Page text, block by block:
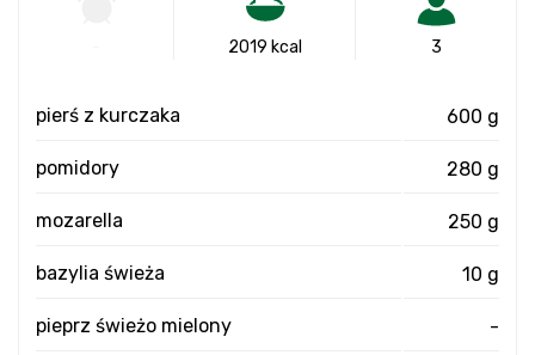
2019 kcal 3
pierś z kurczaka 600 g
pomidory 280 g
mozarella 250 g
bazylia świeża 10 g
pieprz świeżo mielony -